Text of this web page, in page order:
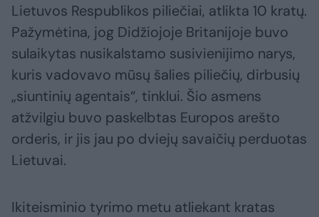
Lietuvos Respublikos piliečiai, atlikta 10 kratų.
Pažymėtina, jog Didžiojoje Britanijoje buvo
sulaikytas nusikalstamo susivienijimo narys,
kuris vadovavo mūsų šalies piliečių, dirbusių
„siuntinių agentais“, tinklui. Šio asmens
atžvilgiu buvo paskelbtas Europos arešto
orderis, ir jis jau po dviejų savaičių perduotas
Lietuvai.
Ikiteisminio tyrimo metu atliekant kratas